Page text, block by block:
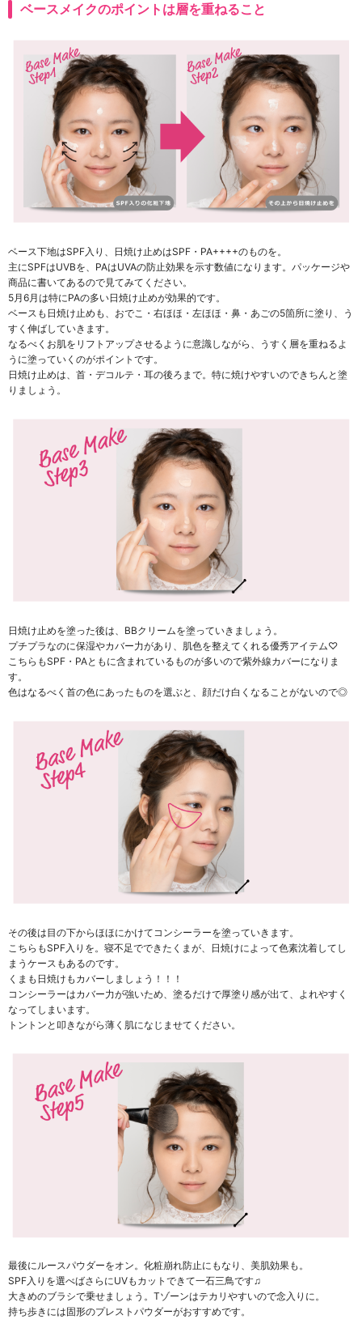
ベースメイクのポイントは層を重ねること
ベース下地はSPF入り、日焼け止めはSPF・PA++++のものを。
主にSPFはUVBを、PAはUVAの防止効果を示す数値になります。パッケージや
商品に書いてあるので見てみてください。
5月6月は特にPAの多い日焼け止めが効果的です。
ベースも日焼け止めも、おでこ・右ほほ・左ほほ・鼻・あごの5箇所に塗り、う
すく伸ばしていきます。
なるべくお肌をリフトアップさせるように意識しながら、うすく層を重ねるよ
うに塗っていくのがポイントです。
日焼け止めは、首・デコルテ・耳の後ろまで。特に焼けやすいのできちんと塗
りましょう。
日焼け止めを塗った後は、BBクリームを塗っていきましょう。
プチプラなのに保湿やカバー力があり、肌色を整えてくれる優秀アイテム♡
こちらもSPF・PAともに含まれているものが多いので紫外線カバーになりま
す。
色はなるべく首の色にあったものを選ぶと、顔だけ白くなることがないので◎
その後は目の下からほほにかけてコンシーラーを塗っていきます。
こちらもSPF入りを。寝不足でできたくまが、日焼けによって色素沈着してし
まうケースもあるのです。
くまも日焼けもカバーしましょう！！！
コンシーラーはカバー力が強いため、塗るだけで厚塗り感が出て、よれやすく
なってしまいます。
トントンと叩きながら薄く肌になじませてください。
最後にルースパウダーをオン。化粧崩れ防止にもなり、美肌効果も。
SPF入りを選べばさらにUVもカットできて一石三鳥です♫
大きめのブラシで乗せましょう。Tゾーンはテカリやすいので念入りに。
持ち歩きには固形のプレストパウダーがおすすめです。